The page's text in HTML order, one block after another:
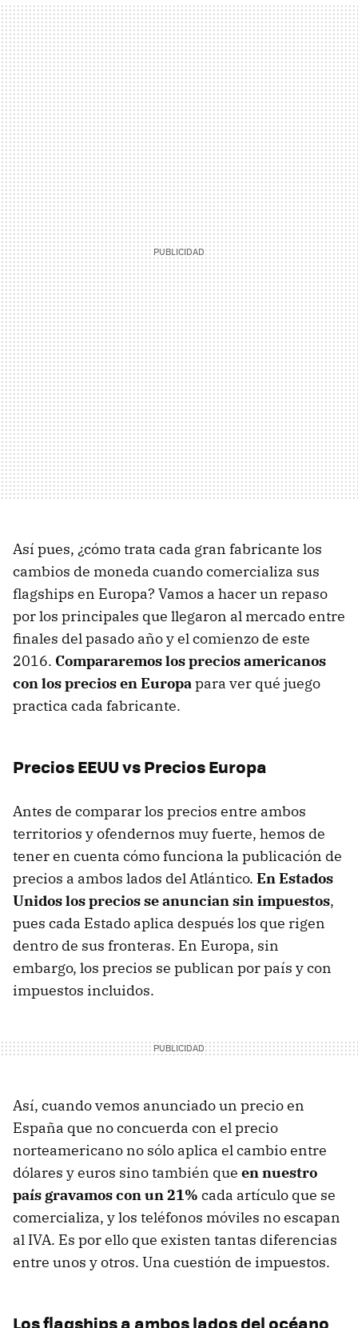
Así pues, ¿cómo trata cada gran fabricante los
cambios de moneda cuando comercializa sus
flagships en Europa? Vamos a hacer un repaso
por los principales que llegaron al mercado entre
finales del pasado año y el comienzo de este
2016. Compararemos los precios americanos
con los precios en Europapara ver qué juego
practica cada fabricante.
Precios EEUU vs Precios Europa
Antes de comparar los precios entre ambos
territorios y ofendernos muy fuerte, hemos de
tener en cuenta cómo funciona la publicación de
precios a ambos lados del Atlántico. En Estados
Unidos los precios se anuncian sin impuestos,
pues cada Estado aplica después los que rigen
dentro de sus fronteras. En Europa, sin
embargo, los precios se publican por país y con
impuestos incluidos.
Así, cuando vemos anunciado un precio en
España que no concuerda con el precio
norteamericano no sólo aplica el cambio entre
dólares y euros sino también que en nuestro
país gravamos con un 21% cada artículo que se
comercializa, y los teléfonos móviles no escapan
al IVA. Es por ello que existen tantas diferencias
entre unos y otros. Una cuestión de impuestos.
Los flagships a ambos lados del océano